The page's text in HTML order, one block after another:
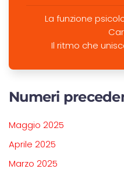
La funzione
Il ritmo che
Numeri
Maggio 2025
Aprile 2025
Marzo 2025